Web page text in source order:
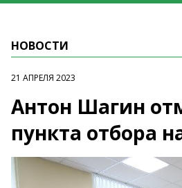
НОВОСТИ
21 АПРЕЛЯ 2023
Антон Шагин
пункта отбора